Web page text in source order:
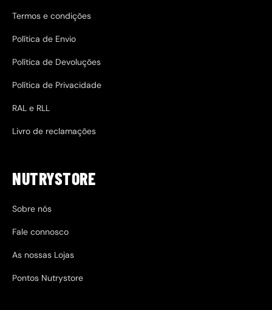
Termos e condições
Política de Envio
Política de Devoluções
Política de Privacidade
RAL e RLL
Livro de reclamações
NUTRYSTORE
Sobre nós
Fale connosco
As nossas Lojas
Pontos Nutrystore